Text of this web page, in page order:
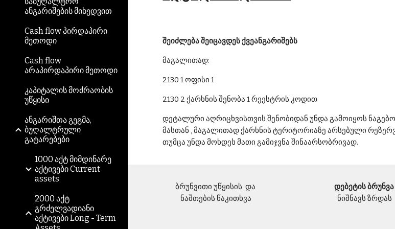
ანგარიშების მიხედვით
Cash flow პირდაპირი
მეთოდი
Cash flow
არაპირდაპირი მეთოდი
კაპიტალის მოძრაობის
უწყისი
ანგარიშთა გეგმა,
ბუღალტრული
გატარებები
1000 აქტ მიმდინარე
აქტივები Current
assets
2000 აქტ
გრძელვადიანი
აქტივები Long - Term
შეიძლება შეიცავდეს ქვეანგარიშებს
მაგალითად:
2130 1 ოფისი 1
2130 2 ქარხნის შენობა 1 რეესტრის კოდით
დეტალური აღრიცხვისთვის შენობიდან უნდა გამოიყოს
მასთან , მაგალითად ქარხნის ტერიტორიაზე არსებული
თუმცა უნდა მოხდეს მათი გამიჯვნა შინაარსობრივად.
ბრუნვითი უწყისის  და
ნაშთების წაკითხვა
დებეტის ბრუნვა
ნიშნავს ზრდას